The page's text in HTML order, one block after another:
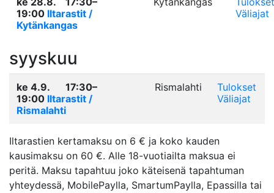
19:00 Iltarastit /
Kytänkangas
Väliajat
syyskuu
ke 4.9.
17:30–
19:00 Iltarastit /
Rismalahti
Rismalahti
Tulokset
Väliajat
Iltarastien kertamaksu on 6 € ja koko kauden
kausimaksu on 60 €. Alle 18-vuotiailta maksua ei
peritä. Maksu tapahtuu joko käteisenä tapahtuman
yhteydessä, MobilePaylla, SmartumPaylla, Epassilla tai